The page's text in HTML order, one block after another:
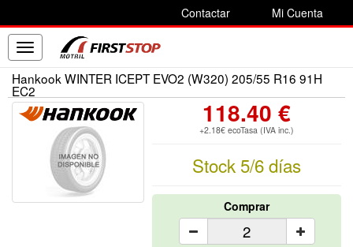
Contactar Mi Cuenta
Toggle
navigation
Hankook WINTER ICEPT EVO2 (W320) 205/55 R16 91H
EC2
118.40 €
+2.18€ ecoTasa (IVA inc.)
Stock 5/6 días
Comprar